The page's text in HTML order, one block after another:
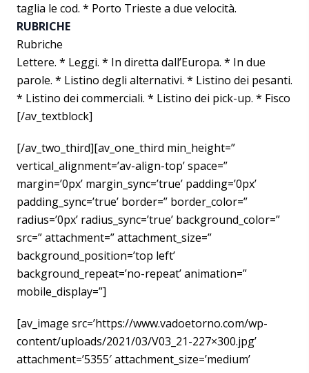
taglia le cod. * Porto Trieste a due velocità.
RUBRICHE
Rubriche
Lettere. * Leggi. * In diretta dall’Europa. * In due
parole. * Listino degli alternativi. * Listino dei pesanti.
* Listino dei commerciali. * Listino dei pick-up. * Fisco
[/av_textblock]
[/av_two_third][av_one_third min_height=”
vertical_alignment=’av-align-top’ space=”
margin=’0px’ margin_sync=’true’ padding=’0px’
padding_sync=’true’ border=” border_color=”
radius=’0px’ radius_sync=’true’ background_color=”
src=” attachment=” attachment_size=”
background_position=’top left’
background_repeat=’no-repeat’ animation=”
mobile_display=”]
[av_image src=’https://www.vadoetorno.com/wp-
content/uploads/2021/03/V03_21-227×300.jpg’
attachment=’5355′ attachment_size=’medium’